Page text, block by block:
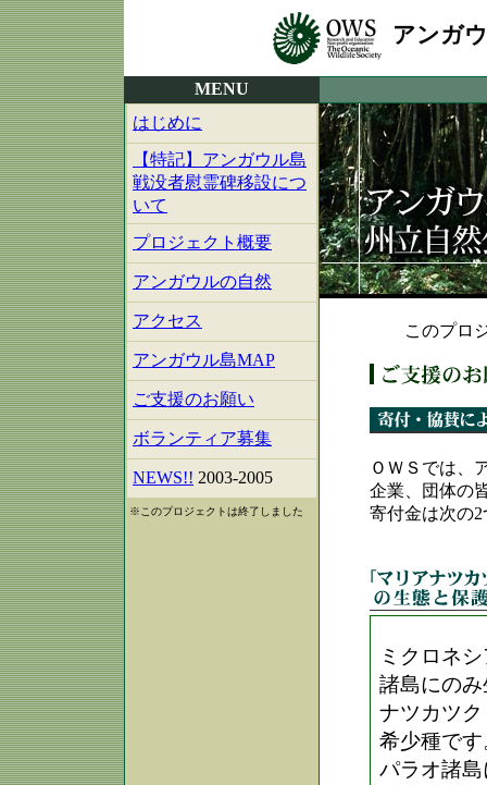
アンガ
MENU
はじめに
【特記】アンガウル島
戦没者慰霊碑移設につ
いて
プロジェクト概要
アンガウルの自然
アクセス
アンガウル島MAP
ご支援のお願い
ボランティア募集
NEWS!! 2003-2005
※このプロジェクトは終了しました
このプロ
ＯＷＳでは、
企業、団体の
寄付金は次の
ミクロネ
諸島にの
ナツカツ
希少種です
パラオ諸